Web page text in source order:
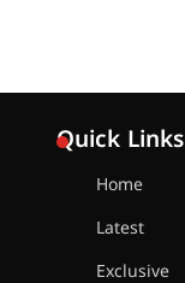
Quick Links
Home
Latest
Exclusive